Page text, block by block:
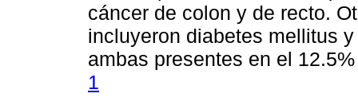
cáncer de colon y de recto.
incluyeron diabetes mellitus
ambas presentes en el
1